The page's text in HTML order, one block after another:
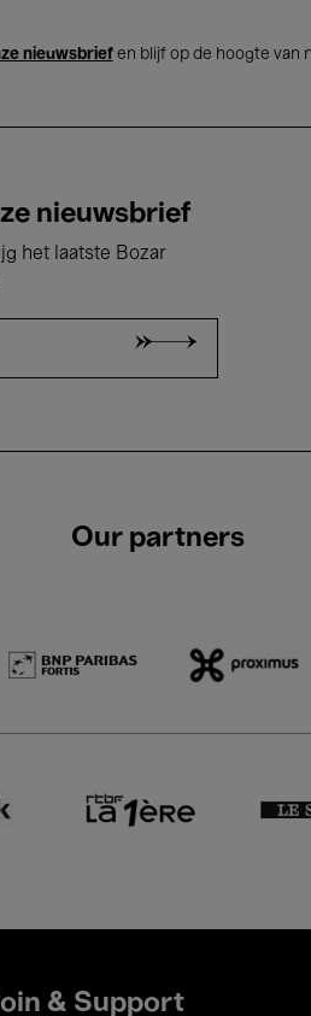
nieuwsbriefen blijf op de hoogte van
nieuwsbrief
het laatste Bozar
Our partners
& Support